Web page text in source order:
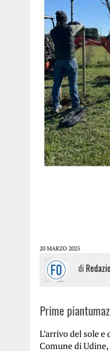
20 MARZO 2025
di
Prime
L’arrivo del sole
Comune di